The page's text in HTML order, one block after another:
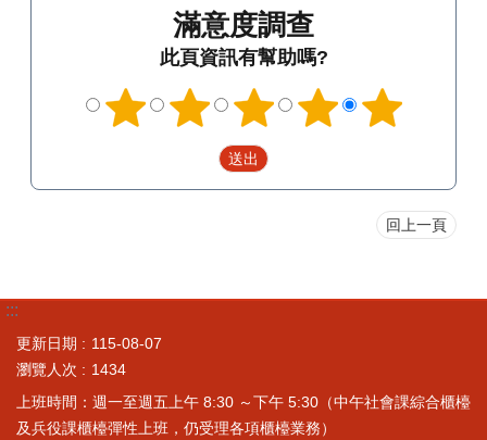
滿意度調查
此頁資訊有幫助嗎?
回上一頁
:::
更新日期
115-08-07
瀏覽人次
1434
上班時間：週一至週五上午 8:30 ～下午 5:30（中午社會課綜合櫃檯
及兵役課櫃檯彈性上班，仍受理各項櫃檯業務）